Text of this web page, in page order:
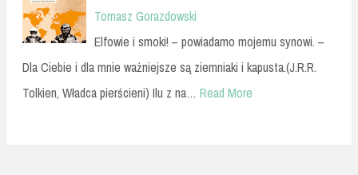
Tomasz Gorazdowski
Elfowie i smoki! – powiadamo mojemu synowi. –
Dla Ciebie i dla mnie ważniejsze są ziemniaki i kapusta.(J.R.R.
Tolkien, Władca pierścieni) Ilu z na… Read More